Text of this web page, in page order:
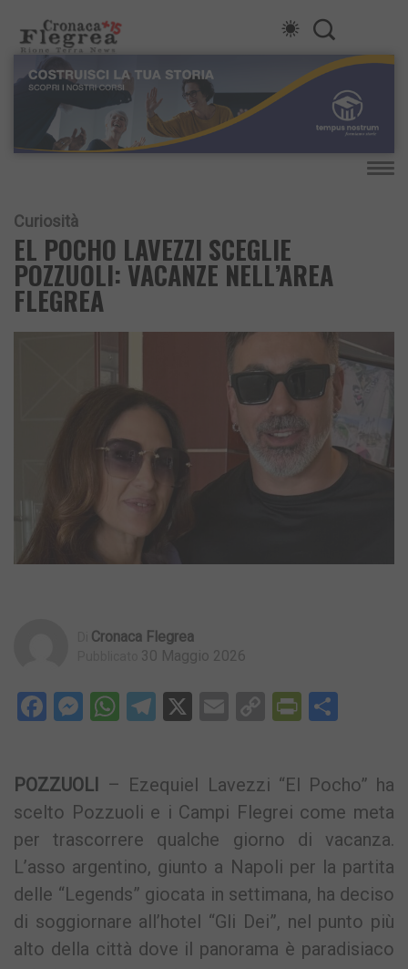
Curiosità
EL POCHO LAVEZZI SCEGLIE
POZZUOLI: VACANZE NELL’AREA
FLEGREA
Cronaca Flegrea
30 Maggio 2026
Facebook
Messenger
WhatsApp
Telegram
X EmailCopy
POZZUOLI
– Ezequiel Lavezzi “El Pocho” ha
scelto Pozzuoli e i Campi Flegrei come meta
per trascorrere qualche giorno di vacanza.
L’asso argentino, giunto a Napoli per la partita
delle “Legends” giocata in settimana, ha deciso
di soggiornare all’hotel “Gli Dei”, nel punto più
alto della città dove il panorama è paradisiaco